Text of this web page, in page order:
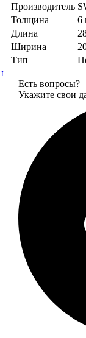
Производитель
Толщина
6
Длина
Ширина
Тип
↑
Есть вопросы?
Укажите свои